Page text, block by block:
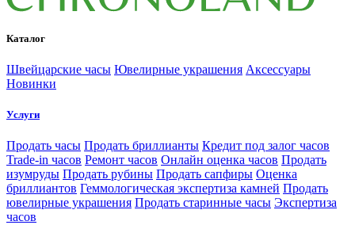
Каталог
Швейцарские часы Ювелирные украшения Аксессуары
Новинки
Услуги
Продать часы Продать бриллианты Кредит под залог часов
Trade-in часов Ремонт часов Онлайн оценка часов Продать
изумруды Продать рубины Продать сапфиры Оценка
бриллиантов Геммологическая экспертиза камней Продать
ювелирные украшения Продать старинные часы Экспертиза
часов